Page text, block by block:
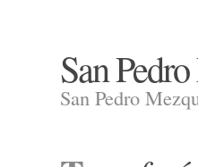
San
San Pedro